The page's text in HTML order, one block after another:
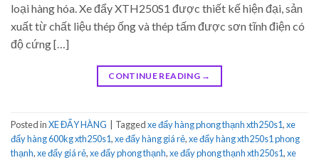
loại hàng hóa. Xe đẩy XTH250S1 được thiết kế hiện đại, sản
xuất từ chất liệu thép ống và thép tấm được sơn tĩnh điện có
độ cứng […]
CONTINUE READING →
Posted inXE ĐẨY HÀNG Taggedxe đẩy hàng phong thạnh xth250s1,xe
đẩy hàng 600kg xth250s1,xe đẩy hàng giá rẻ,xe đẩy hàng xth250s1 phong
thạnh,xe đẩy giá rẻ,xe đẩy phong thạnh,xe đẩy phong thạnh xth250s1,xe